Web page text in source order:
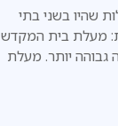
שהיו בשני בתי
מעלת בית המקדש
גבוהה יותר. מעלת